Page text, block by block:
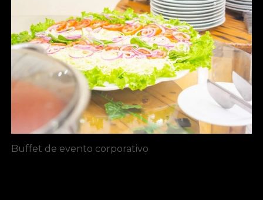
Buffet de evento corporativo